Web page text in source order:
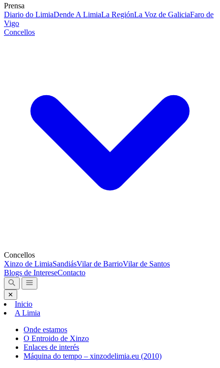
Prensa
Diario do LimiaDende A LimiaLa RegiónLa Voz de GaliciaFaro de
Vigo
Concellos
Concellos
Xinzo de LimiaSandiásVilar de BarrioVilar de Santos
Blogs de IntereseContacto
✕
Inicio
A Limia
Onde estamos
O Entroido de Xinzo
Enlaces de interés
Máquina do tempo – xinzodelimia.eu (2010)